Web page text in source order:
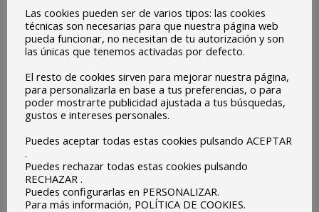
Además cuenta con una unidad de apoyo y otra…
Nuestro Objetivo es:
Pretendemos llevar a cabo una enseñanza integral de la
persona, educando a nuestros/as alumnos/as en los
valores evangélicos para que lleguen a ser hombres y
mujeres capaces de hacerse sensibles a los problemas
del mundo que les rodea y comprometidos en la tarea
de conseguir una sociedad más justa, fraterna, justa y
solidaria.
Junto a ello, y conforme a nuestro Proyecto Educativo y
Las cookies pueden ser de varios tipos: las cookies
técnicas son necesarias para que nuestra página web
pueda funcionar, no necesitan de tu autorización y son
las únicas que tenemos activadas por defecto.
El resto de cookies sirven para mejorar nuestra página,
para personalizarla en base a tus preferencias, o para
poder mostrarte publicidad ajustada a tus búsquedas,
gustos e intereses personales.
Puedes aceptar todas estas cookies pulsando ACEPTAR
.
Puedes rechazar todas estas cookies pulsando
RECHAZAR .
Puedes configurarlas en PERSONALIZAR.
Para más información, POLÍTICA DE COOKIES.